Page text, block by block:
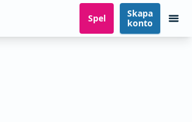
Spel
Skapa
konto